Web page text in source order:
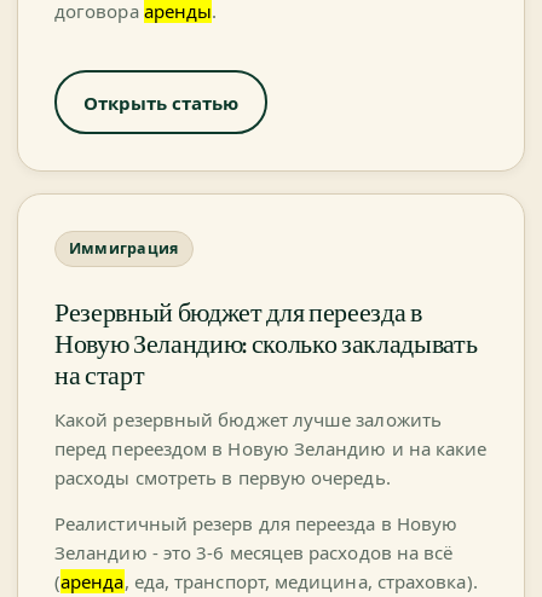
договора аренды.
Открыть статью
Иммиграция
Резервный бюджет для переезда в
Новую Зеландию: сколько закладывать
на старт
Какой резервный бюджет лучше заложить
перед переездом в Новую Зеландию и на какие
расходы смотреть в первую очередь.
Реалистичный резерв для переезда в Новую
Зеландию - это 3-6 месяцев расходов на всё
(аренда, еда, транспорт, медицина, страховка).